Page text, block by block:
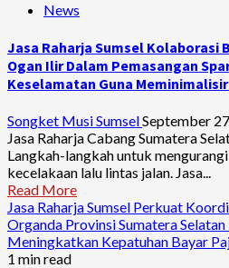
News
Jasa Raharja Sumsel Kolaborasi
Ogan Ilir Dalam Pemasangan
Keselamatan Guna
Songket Musi SumselSeptember
Jasa Raharja Cabang Sumatera
Langkah-langkah untuk
kecelakaan lalu lintas jalan. Jasa...
Read More
Jasa Raharja Sumsel Perkuat
Organda Provinsi Sumatera
Meningkatkan Kepatuhan Bayar
1 min read